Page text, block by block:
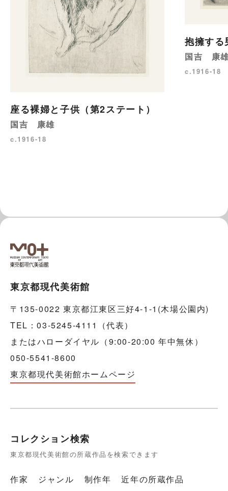
座る裸婦と子供（第2ステート）
国吉 康雄
c.1916-18
抱擁する
国吉 康
c.1916-18
東京都現代美術館
〒135-0022 東京都江東区三好4-1-1(木場公園内)
TEL：03-5245-4111（代表）
またはハローダイヤル（9:00-20:00 年中無休）
050-5541-8600
東京都現代美術館ホームページ
コレクション検索
東京都現代美術館の所蔵作品を検索できます
作家 ジャンル 制作年 近年の所蔵作品